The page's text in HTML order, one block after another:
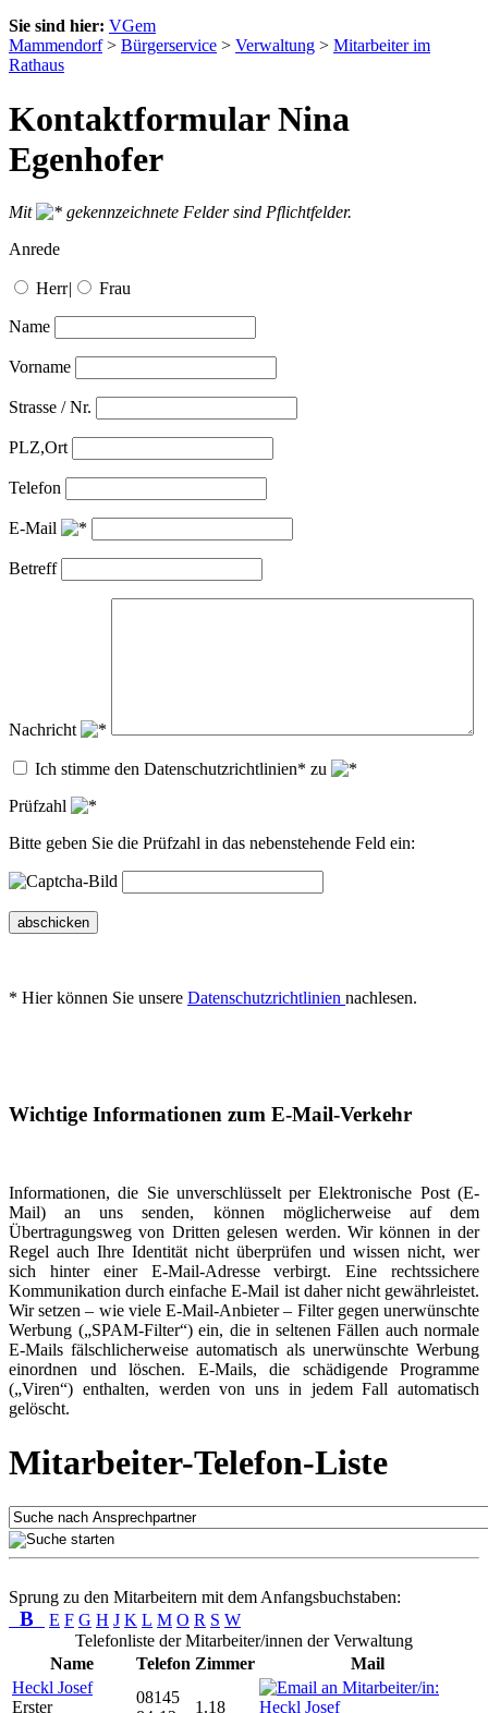
Sie sind hier: VGem
Mammendorf> Bürgerservice > Verwaltung > Mitarbeiter im
Rathaus
Kontaktformular Nina
Egenhofer
Mit
gekennzeichnete Felder sind Pflichtfelder.
Anrede
Herr| Frau
Name
Vorname
Strasse / Nr.
PLZ,Ort
Telefon
E-Mail
Betreff
Nachricht
Ich stimme den Datenschutzrichtlinien* zu
Prüfzahl
Bitte geben Sie die Prüfzahl in das nebenstehende Feld ein:
abschicken
* Hier können Sie unsere Datenschutzrichtlinien nachlesen.
Wichtige Informationen zum E-Mail-Verkehr
Informationen, die Sie unverschlüsselt per Elektronische Post (E-
Mail) an uns senden, können möglicherweise auf dem
Übertragungsweg von Dritten gelesen werden. Wir können in der
Regel auch Ihre Identität nicht überprüfen und wissen nicht, wer
sich hinter einer E-Mail-Adresse verbirgt. Eine rechtssichere
Kommunikation durch einfache E-Mail ist daher nicht gewährleistet.
Wir setzen – wie viele E-Mail-Anbieter – Filter gegen unerwünschte
Werbung („SPAM-Filter“) ein, die in seltenen Fällen auch normale
E-Mails fälschlicherweise automatisch als unerwünschte Werbung
einordnen und löschen. E-Mails, die schädigende Programme
(„Viren“) enthalten, werden von uns in jedem Fall automatisch
gelöscht.
Mitarbeiter-Telefon-Liste
Sprung zu den Mitarbeitern mit dem Anfangsbuchstaben:
B E F G H J K L M O R S W
Telefonliste der Mitarbeiter/innen der Verwaltung
Name
Telefon Zimmer
Mail
Heckl Josef
Erster
08145
1.18